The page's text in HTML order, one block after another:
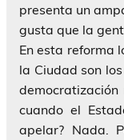
presenta un
gusta que la
En esta reforma
la Ciudad son
cuando el
apelar? Nada.